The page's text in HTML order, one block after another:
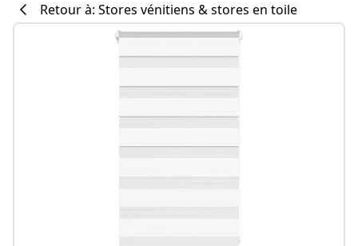
Retour à: Stores vénitiens & stores en toile